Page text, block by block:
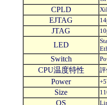
CPLD
EJTAG
JTAG
LED
Switch
CPU温度特性
Power
Size
OS